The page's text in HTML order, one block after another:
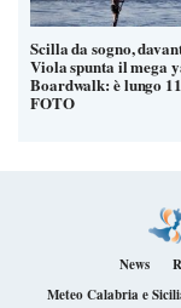
Scilla da sogno,
Viola spunta il mega
Boardwalk: è lungo
FOTO
News
Meteo Calabria e